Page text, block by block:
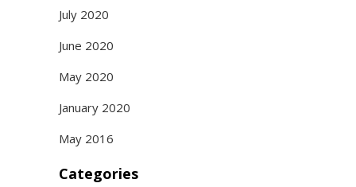
July 2020
June 2020
May 2020
January 2020
May 2016
Categories